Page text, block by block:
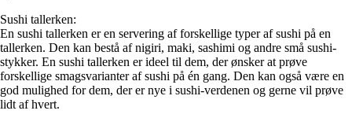
Sushi tallerken:
En sushi tallerken er en servering af forskellige typer af sushi på en
tallerken. Den kan bestå af nigiri, maki, sashimi og andre små sushi-
stykker. En sushi tallerken er ideel til dem, der ønsker at prøve
forskellige smagsvarianter af sushi på én gang. Den kan også være en
god mulighed for dem, der er nye i sushi-verdenen og gerne vil prøve
lidt af hvert.